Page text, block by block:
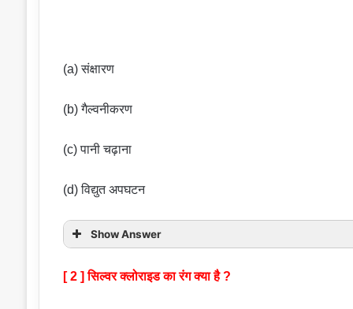
(a) संक्षारण
(b) गैल्वनीकरण
(c) पानी चढ़ाना
(d) विद्युत अपघटन
Show Answer
[ 2 ] सिल्वर क्लोराइड का रंग क्या है ?